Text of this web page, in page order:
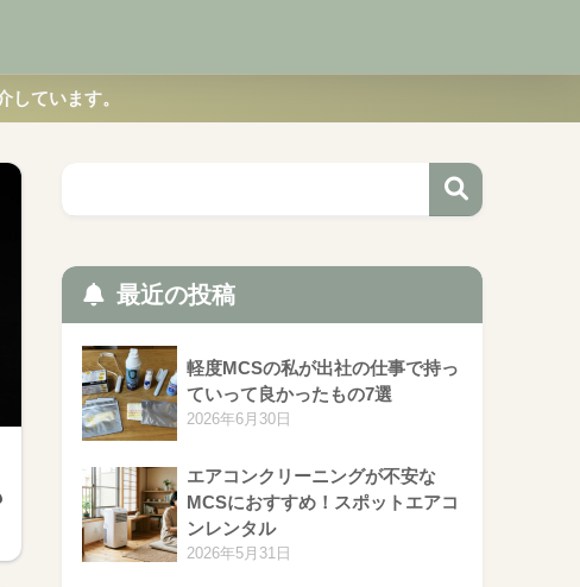
ています。
最近の投稿
軽度MCSの私が出社の仕事で持っ
ていって良かったもの7選
2026年6月30日
エアコンクリーニングが不安な
MCSにおすすめ！スポットエアコ
ンレンタル
2026年5月31日